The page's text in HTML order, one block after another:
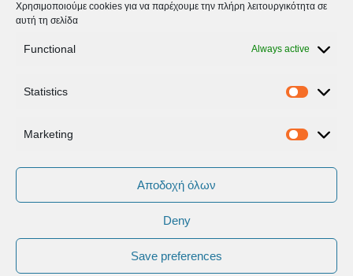
Χρησιμοποιούμε cookies για να παρέχουμε την πλήρη λειτουργικότητα σε
αυτή τη σελίδα
Functional Always active
Statistics
Marketing
Αποδοχή όλων
Deny
Save preferences
Δεδομένων